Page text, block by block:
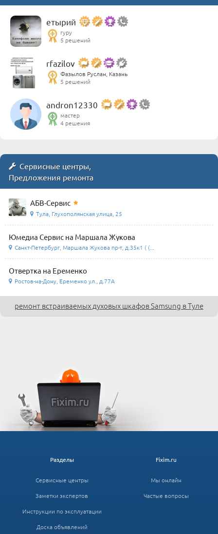
етырий
гуру
5 решений
rfazilov
Фазылов Руслан, Казань
5 решений
andron12330
мастер
4 решения
Сервисные центры,
Предложения ремонта
АБВ-Сервис
Тула, Глухополянская улица, 25
Юмедиа Сервис на Маршала Жукова
Санкт-Петербург, Маршала Жукова пр-т, д.35к1 ( (...
Отвертка на Еременко
Ростов-на-Дону, Еременко ул., д.77А
ремонт встраиваемых духовых шкафов Samsung в Туле
Fixim.ru
Мы онлайн
Частые вопросы
Разделы
Сервисные центры
Заметки экспертов
Инструкции по эксплуатации
Доска объявлений